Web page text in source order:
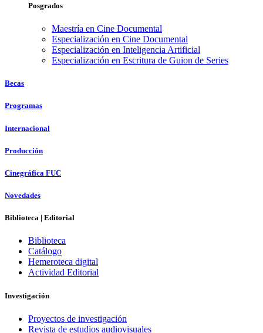
Posgrados
Maestría en Cine Documental
Especialización en Cine Documental
Especialización en Inteligencia Artificial
Especialización en Escritura de Guion de Series
Becas
Programas
Internacional
Producción
Cinegráfica FUC
Novedades
Biblioteca | Editorial
Biblioteca
Catálogo
Hemeroteca digital
Actividad Editorial
Investigación
Proyectos de investigación
Revista de estudios audiovisuales